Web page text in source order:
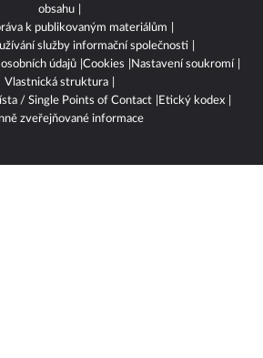
obsahu
k publikovaným materiálům
služby informační společnosti
údajů Cookies
Nastavení soukromí
Vlastnická struktura
/ Single Points of Contact
Etický kodex
zveřejňované informace